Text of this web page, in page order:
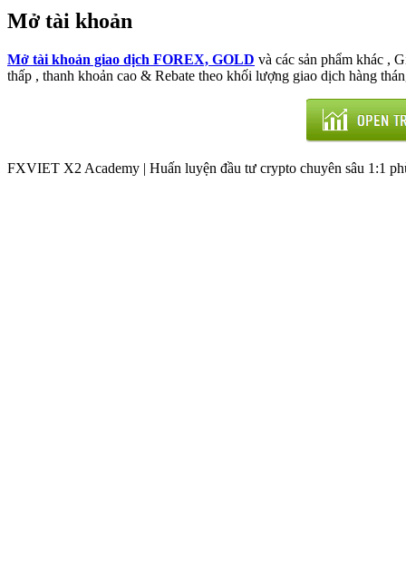
Mở tài khoản
Mở tài khoản giao dịch FOREX, GOLD và các sản phẩm khác ,
thấp , thanh khoản cao & Rebate theo khối lượng giao dịch hàng
FXVIET X2 Academy | Huấn luyện đầu tư crypto chuyên sâu 1:1